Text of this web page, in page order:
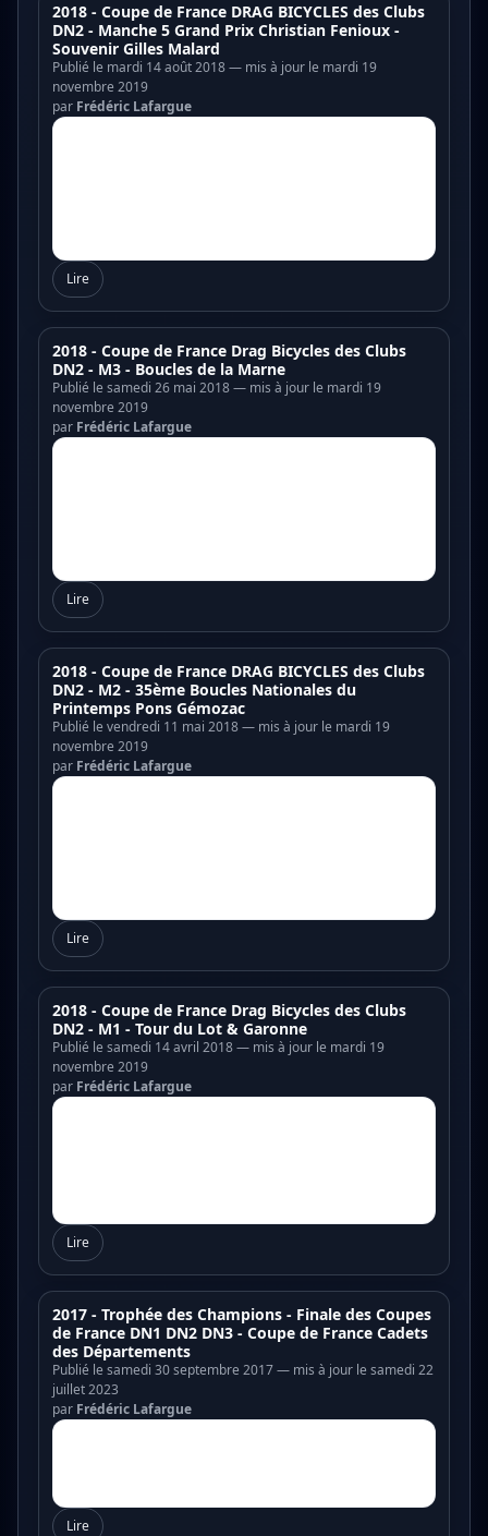
2018 - Coupe de France DRAG BICYCLES des Clubs
DN2 - Manche 5 Grand Prix Christian Fenioux -
Souvenir Gilles Malard
Publié le mardi 14 août 2018 — mis à jour le mardi 19
novembre 2019
par Frédéric Lafargue
Lire
2018 - Coupe de France Drag Bicycles des Clubs
DN2 - M3 - Boucles de la Marne
Publié le samedi 26 mai 2018 — mis à jour le mardi 19
novembre 2019
par Frédéric Lafargue
Lire
2018 - Coupe de France DRAG BICYCLES des Clubs
DN2 - M2 - 35ème Boucles Nationales du
Printemps Pons Gémozac
Publié le vendredi 11 mai 2018 — mis à jour le mardi 19
novembre 2019
par Frédéric Lafargue
Lire
2018 - Coupe de France Drag Bicycles des Clubs
DN2 - M1 - Tour du Lot & Garonne
Publié le samedi 14 avril 2018 — mis à jour le mardi 19
novembre 2019
par Frédéric Lafargue
Lire
2017 - Trophée des Champions - Finale des Coupes
de France DN1 DN2 DN3 - Coupe de France Cadets
des Départements
Publié le samedi 30 septembre 2017 — mis à jour le samedi 22
juillet 2023
par Frédéric Lafargue
Lire